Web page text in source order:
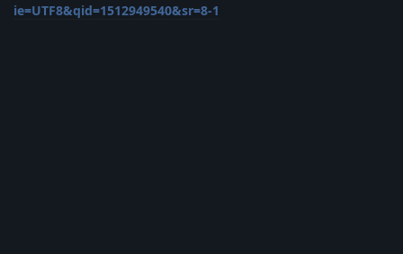
ie=UTF8&qid=1512949540&sr=8-1